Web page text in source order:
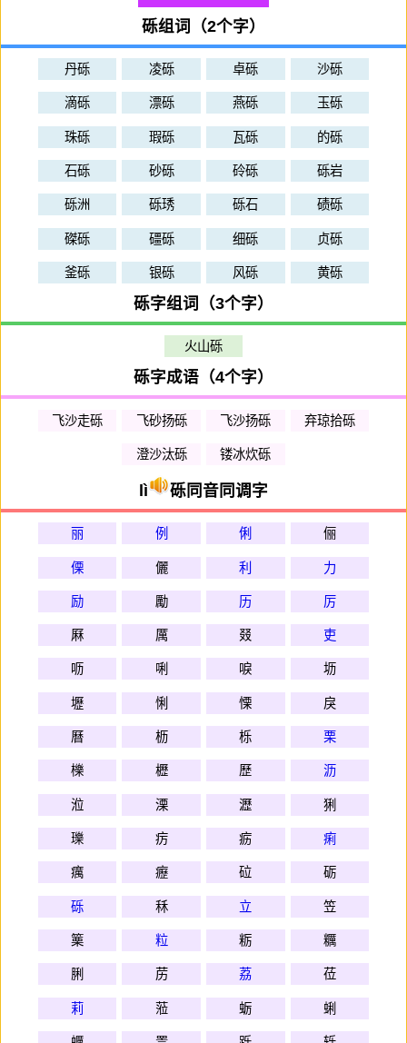
砾组词（2个字）
丹砾 凌砾 卓砾 沙砾
滴砾 漂砾 燕砾 玉砾
珠砾 瑕砾 瓦砾 的砾
石砾 砂砾 砱砾 砾岩
砾洲 砾琇 砾石 碛砾
磔砾 礓砾 细砾 贞砾
釜砾 银砾 风砾 黄砾
砾字组词（3个字）
火山砾
砾字成语（4个字）
飞沙走砾 飞砂扬砾 飞沙扬砾 弃琼拾砾
澄沙汰砾 镂冰炊砾
lì 砾同音同调字
丽 例 俐 俪
傈 儷 利 力
励 勵 历 厉
厤 厲 叕 吏
呖 唎 唳 坜
壢 悧 慄 戾
曆 枥 栎 栗
櫟 櫪 歷 沥
涖 溧 瀝 猁
瓅 疠 疬 痢
癘 癧 砬 砺
砾 秝 立 笠
篥 粒 粝 糲
脷 苈 荔 莅
莉 蒞 蛎 蜊